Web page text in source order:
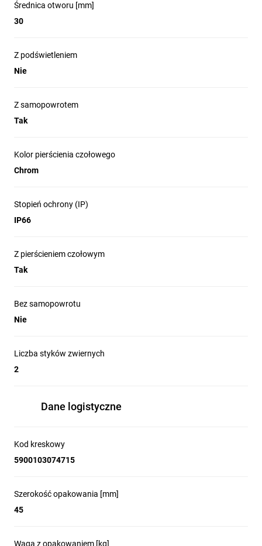
Średnica otworu [mm]
30
Z podświetleniem
Nie
Z samopowrotem
Tak
Kolor pierścienia czołowego
Chrom
Stopień ochrony (IP)
IP66
Z pierścieniem czołowym
Tak
Bez samopowrotu
Nie
Liczba styków zwiernych
2
Dane logistyczne
Kod kreskowy
5900103074715
Szerokość opakowania [mm]
45
Waga z opakowaniem [kg]